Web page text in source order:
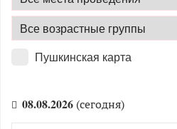
Пушкинская карта
08.08.2026 (сегодня)